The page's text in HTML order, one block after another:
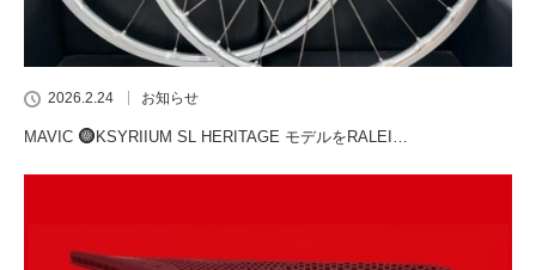
2026.2.24 お知らせ
MAVIC KSYRIIUM SL HERITAGE モデルをRALEI…